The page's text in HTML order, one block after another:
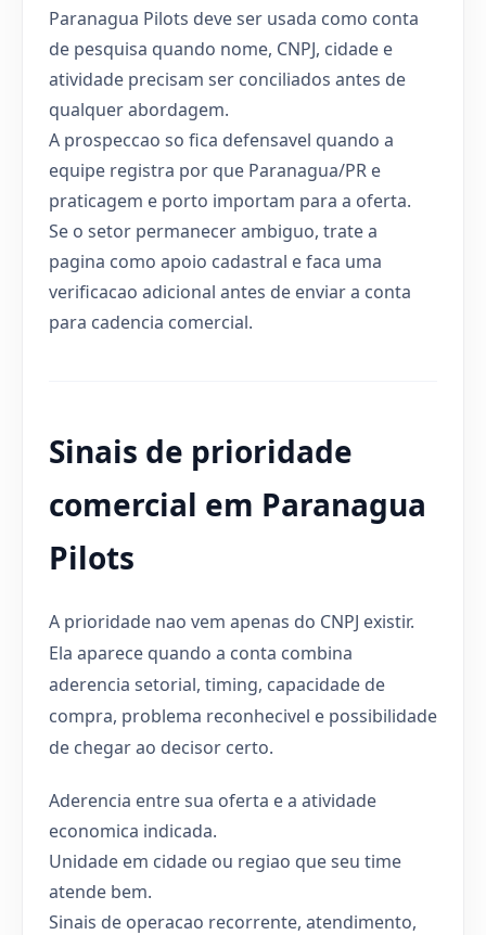
Paranagua Pilots deve ser usada como conta
de pesquisa quando nome, CNPJ, cidade e
atividade precisam ser conciliados antes de
qualquer abordagem.
A prospeccao so fica defensavel quando a
equipe registra por que Paranagua/PR e
praticagem e porto importam para a oferta.
Se o setor permanecer ambiguo, trate a
pagina como apoio cadastral e faca uma
verificacao adicional antes de enviar a conta
para cadencia comercial.
Sinais de prioridade
comercial em Paranagua
Pilots
A prioridade nao vem apenas do CNPJ existir.
Ela aparece quando a conta combina
aderencia setorial, timing, capacidade de
compra, problema reconhecivel e possibilidade
de chegar ao decisor certo.
Aderencia entre sua oferta e a atividade
economica indicada.
Unidade em cidade ou regiao que seu time
atende bem.
Sinais de operacao recorrente, atendimento,